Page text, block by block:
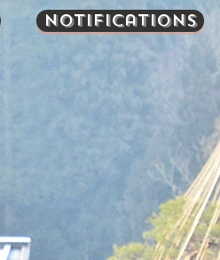
Notifications